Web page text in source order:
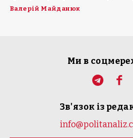
Валерій Майданюк
Ми в
Зв'язок із